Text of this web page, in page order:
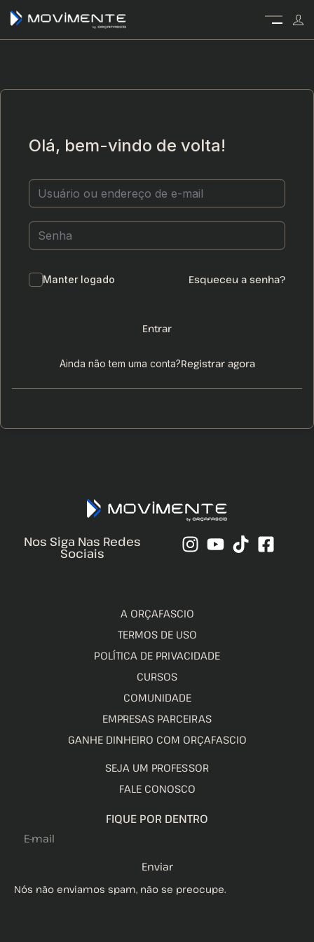
Olá, bem-vindo de volta!
Manter logado Esqueceu a senha?
Entrar
Ainda não tem uma conta?Registrar agora
Nos Siga Nas Redes
Sociais
A ORÇAFASCIO
TERMOS DE USO
POLÍTICA DE PRIVACIDADE
CURSOS
COMUNIDADE
EMPRESAS PARCEIRAS
GANHE DINHEIRO COM ORÇAFASCIO
SEJA UM PROFESSOR
FALE CONOSCO
FIQUE POR DENTRO
Enviar
Nós não enviamos spam, não se preocupe.